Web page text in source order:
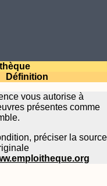
Définition
vous autorise à
présentes comme
préciser la source